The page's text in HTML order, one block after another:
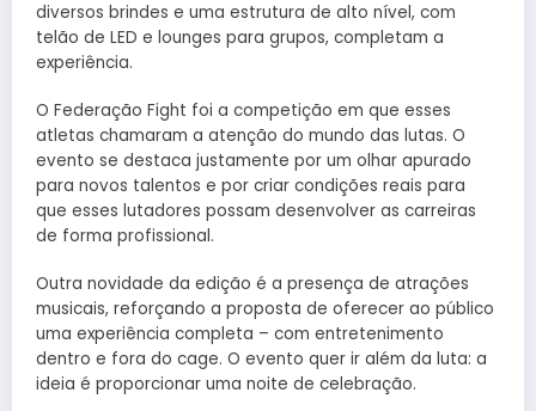
diversos brindes e uma estrutura de alto nível, com
telão de LED e lounges para grupos, completam a
experiência.
O Federação Fight foi a competição em que esses
atletas chamaram a atenção do mundo das lutas. O
evento se destaca justamente por um olhar apurado
para novos talentos e por criar condições reais para
que esses lutadores possam desenvolver as carreiras
de forma profissional.
Outra novidade da edição é a presença de atrações
musicais, reforçando a proposta de oferecer ao público
uma experiência completa – com entretenimento
dentro e fora do cage. O evento quer ir além da luta: a
ideia é proporcionar uma noite de celebração.